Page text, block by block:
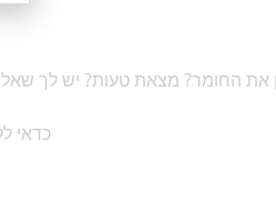
את החומר? מצאת טעות? יש לך
כדאי